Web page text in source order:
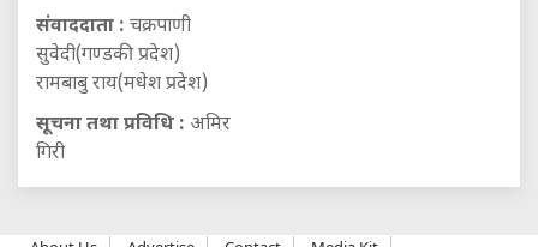
संवाददाता : चक्रपाणी
सुवेदी(गण्डकी प्रदेश)
रामबाबु राय(मधेश प्रदेश)
सूचना तथा प्रविधि : अमिर
गिरी